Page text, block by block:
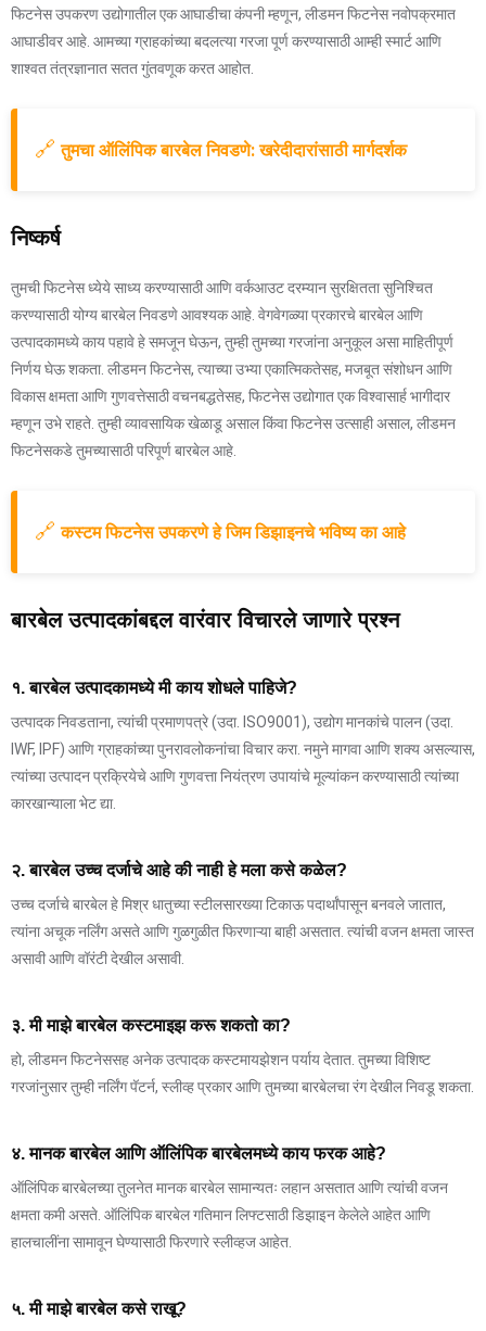
फिटनेस उपकरण उद्योगातील एक आघाडीचा कंपनी म्हणून, लीडमन फिटनेस नवोपक्रमात
आघाडीवर आहे. आमच्या ग्राहकांच्या बदलत्या गरजा पूर्ण करण्यासाठी आम्ही स्मार्ट आणि
शाश्वत तंत्रज्ञानात सतत गुंतवणूक करत आहोत.
🔗 तुमचा ऑलिंपिक बारबेल निवडणे: खरेदीदारांसाठी मार्गदर्शक
निष्कर्ष
तुमची फिटनेस ध्येये साध्य करण्यासाठी आणि वर्कआउट दरम्यान सुरक्षितता सुनिश्चित
करण्यासाठी योग्य बारबेल निवडणे आवश्यक आहे. वेगवेगळ्या प्रकारचे बारबेल आणि
उत्पादकामध्ये काय पहावे हे समजून घेऊन, तुम्ही तुमच्या गरजांना अनुकूल असा माहितीपूर्ण
निर्णय घेऊ शकता. लीडमन फिटनेस, त्याच्या उभ्या एकात्मिकतेसह, मजबूत संशोधन आणि
विकास क्षमता आणि गुणवत्तेसाठी वचनबद्धतेसह, फिटनेस उद्योगात एक विश्वासार्ह भागीदार
म्हणून उभे राहते. तुम्ही व्यावसायिक खेळाडू असाल किंवा फिटनेस उत्साही असाल, लीडमन
फिटनेसकडे तुमच्यासाठी परिपूर्ण बारबेल आहे.
🔗 कस्टम फिटनेस उपकरणे हे जिम डिझाइनचे भविष्य का आहे
बारबेल उत्पादकांबद्दल वारंवार विचारले जाणारे प्रश्न
१. बारबेल उत्पादकामध्ये मी काय शोधले पाहिजे?
उत्पादक निवडताना, त्यांची प्रमाणपत्रे (उदा. ISO9001), उद्योग मानकांचे पालन (उदा.
IWF, IPF) आणि ग्राहकांच्या पुनरावलोकनांचा विचार करा. नमुने मागवा आणि शक्य असल्यास,
त्यांच्या उत्पादन प्रक्रियेचे आणि गुणवत्ता नियंत्रण उपायांचे मूल्यांकन करण्यासाठी त्यांच्या
कारखान्याला भेट द्या.
२. बारबेल उच्च दर्जाचे आहे की नाही हे मला कसे कळेल?
उच्च दर्जाचे बारबेल हे मिश्र धातुच्या स्टीलसारख्या टिकाऊ पदार्थांपासून बनवले जातात,
त्यांना अचूक नर्लिंग असते आणि गुळगुळीत फिरणाऱ्या बाही असतात. त्यांची वजन क्षमता जास्त
असावी आणि वॉरंटी देखील असावी.
३. मी माझे बारबेल कस्टमाइझ करू शकतो का?
हो, लीडमन फिटनेससह अनेक उत्पादक कस्टमायझेशन पर्याय देतात. तुमच्या विशिष्ट
गरजांनुसार तुम्ही नर्लिंग पॅटर्न, स्लीव्ह प्रकार आणि तुमच्या बारबेलचा रंग देखील निवडू शकता.
४. मानक बारबेल आणि ऑलिंपिक बारबेलमध्ये काय फरक आहे?
ऑलिंपिक बारबेलच्या तुलनेत मानक बारबेल सामान्यतः लहान असतात आणि त्यांची वजन
क्षमता कमी असते. ऑलिंपिक बारबेल गतिमान लिफ्टसाठी डिझाइन केलेले आहेत आणि
हालचालींना सामावून घेण्यासाठी फिरणारे स्लीव्हज आहेत.
५. मी माझे बारबेल कसे राखू?